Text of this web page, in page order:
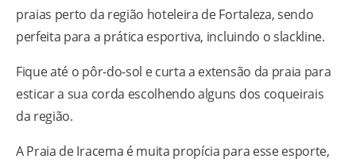
praias perto da região hoteleira de Fortaleza, sendo
perfeita para a prática esportiva, incluindo o slackline.
Fique até o pôr-do-sol e curta a extensão da praia para
esticar a sua corda escolhendo alguns dos coqueirais
da região.
A Praia de Iracema é muita propícia para esse esporte,